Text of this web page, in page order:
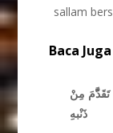
sallam
Baca Juga
تَقَدَّّّمَ مِنْ
ذَنْبهِ